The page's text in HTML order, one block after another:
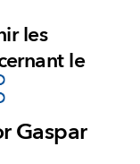
les
le
Gaspar